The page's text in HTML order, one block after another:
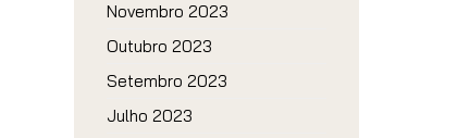
Novembro 2023
Outubro 2023
Setembro 2023
Julho 2023